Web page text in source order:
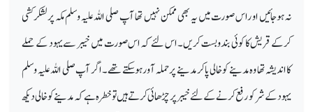
نہ ہوجائیں او راس صورت میں یہ بھی ممکن نہیں تھا آپ صلی اللہ علیہ وسلم مکہ پر لشکرکشی
کرکے قریش کا کوئی بندوبست کریں۔ اس لئے کہ اس صورت میں خیبر سے یہود کے حملے
کااندیشہ تھا وہ مدینے کو خالی پاکر مدینے پر حملہ آور ہوسکتے تھے۔ اگر آپ صلی اللہ علیہ وسلم
یہود کے شر کو رفع کرنے کے لئے خیبر پر چڑھائی کرتے ہیں تو خطرہ ہے کہ مدینے کو خالی دیکھ